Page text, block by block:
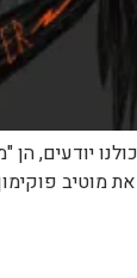
יודעים,
מוטיב